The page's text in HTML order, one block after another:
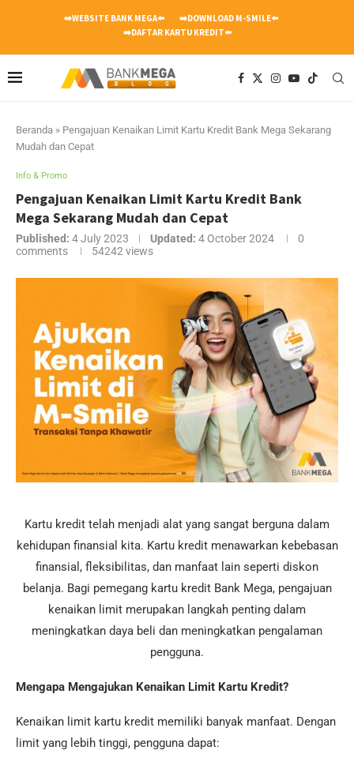
➡️WEBSITE BANK MEGA⬅️
➡️DOWNLOAD M-SMILE⬅️
➡️DAFTAR KARTU KREDIT⬅️
Beranda » Pengajuan Kenaikan Limit Kartu Kredit Bank Mega Sekarang
Mudah dan Cepat
Info & Promo
Pengajuan Kenaikan Limit Kartu Kredit Bank
Mega Sekarang Mudah dan Cepat
Published: 4 July 2023 Updated: 4 October 2024
0
comments
54242 views
Kartu kredit telah menjadi alat yang sangat berguna dalam
kehidupan finansial kita. Kartu kredit menawarkan kebebasan
finansial, fleksibilitas, dan manfaat lain seperti diskon
belanja. Bagi pemegang kartu kredit Bank Mega, pengajuan
kenaikan limit merupakan langkah penting dalam
meningkatkan daya beli dan meningkatkan pengalaman
pengguna.
Mengapa Mengajukan Kenaikan Limit Kartu Kredit?
Kenaikan limit kartu kredit memiliki banyak manfaat. Dengan
limit yang lebih tinggi, pengguna dapat: